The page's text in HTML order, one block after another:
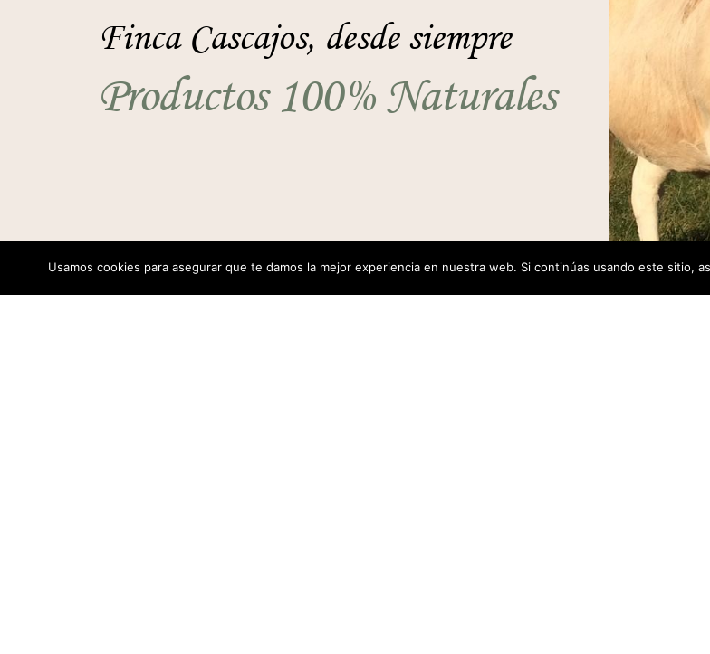
Finca Cascajos, desde siempre
Productos 100% Naturales
Usamos cookies para asegurar que te damos la mejor experiencia en nuestra web. Si continúas usando este sitio,